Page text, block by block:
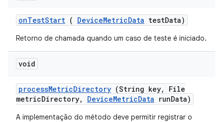
onTestStart ( DeviceMetricData testData)
Retorno de chamada quando um caso de teste é iniciado.
void
processMetricDirectory (String key,
File
metricDirectory, DeviceMetricData runData)
A implementação do método deve permitir registrar o